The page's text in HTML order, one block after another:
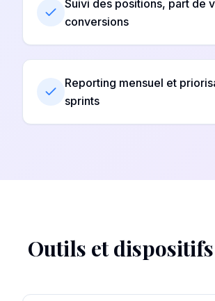
Suivi des positions, part de
conversions
Reporting mensuel et
sprints
Outils et